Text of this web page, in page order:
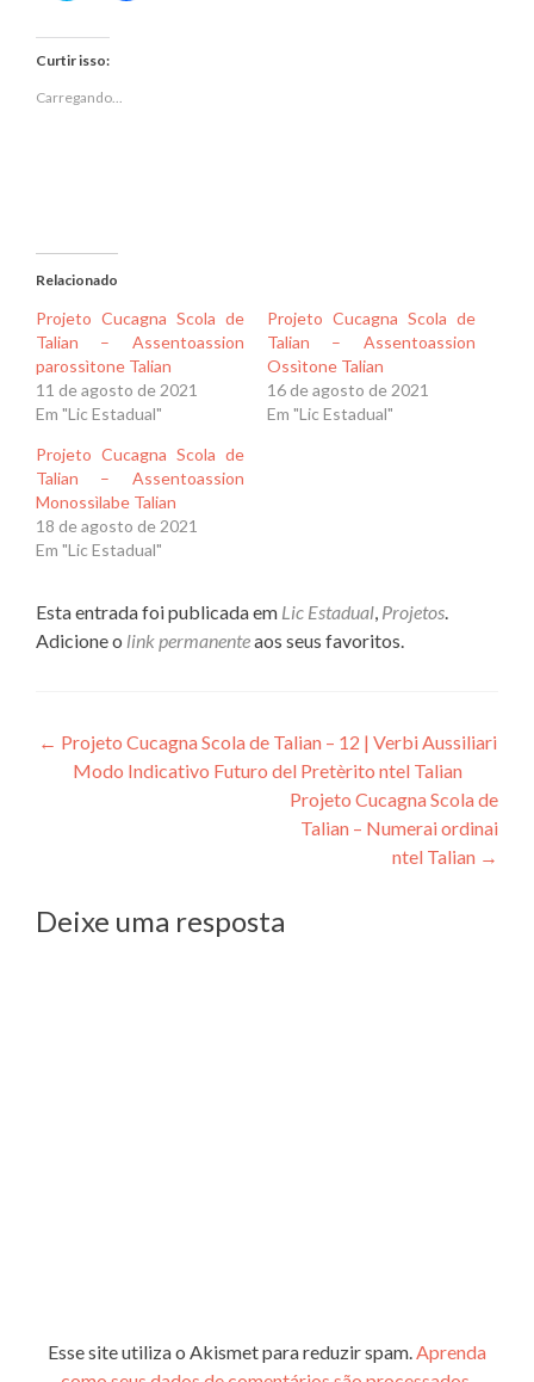
Twitter(abre
em
nova
Curtir isso:
Carregando...
Relacionado
Projeto Cucagna Scola de
Talian – Assentoassion
parossìtone Talian
11 de agosto de 2021
Em "Lic Estadual"
Projeto Cucagna Scola de
Talian – Assentoassion
Ossìtone Talian
16 de agosto de 2021
Em "Lic Estadual"
Projeto Cucagna Scola de
Talian – Assentoassion
Monossìlabe Talian
18 de agosto de 2021
Em "Lic Estadual"
Esta entrada foi publicada em Lic Estadual Projetos
Adicione o link permanenteaos seus favoritos.
Navegação
de
← Projeto Cucagna Scola de Talian – 12 | Verbi Aussiliari
Modo Indicativo Futuro del Pretèrito ntel Talian
Projeto Cucagna Scola de
Talian – Numerai ordinai
ntel Talian →
Deixe uma resposta
Esse site utiliza o Akismet para reduzir spam. Aprenda